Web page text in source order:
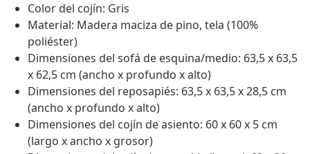
Color del cojín: Gris
Material: Madera maciza de pino, tela (100%
poliéster)
Dimensiones del sofá de esquina/medio: 63,5 x 63,5
x 62,5 cm (ancho x profundo x alto)
Dimensiones del reposapiés: 63,5 x 63,5 x 28,5 cm
(ancho x profundo x alto)
Dimensiones del cojín de asiento: 60 x 60 x 5 cm
(largo x ancho x grosor)